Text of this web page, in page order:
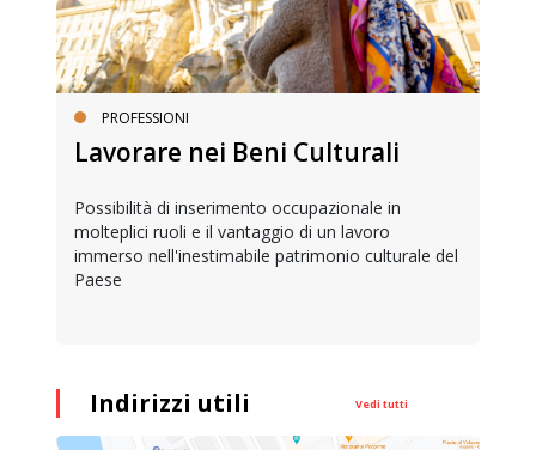
PROFESSIONI
Lavorare nei Beni Culturali
Possibilità di inserimento occupazionale in
molteplici ruoli e il vantaggio di un lavoro
immerso nell'inestimabile patrimonio culturale del
Paese
Indirizzi utili Vedi tutti